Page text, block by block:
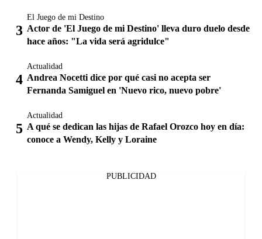
El Juego de mi Destino
Actor de 'El Juego de mi Destino' lleva duro duelo desde
hace años: "La vida será agridulce"
Actualidad
Andrea Nocetti dice por qué casi no acepta ser
Fernanda Samiguel en 'Nuevo rico, nuevo pobre'
Actualidad
A qué se dedican las hijas de Rafael Orozco hoy en día:
conoce a Wendy, Kelly y Loraine
PUBLICIDAD